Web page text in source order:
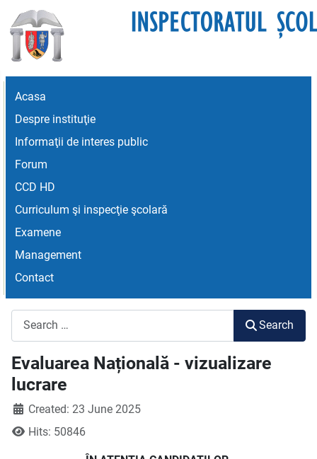
Acasa
Despre instituţie
Informaţii de interes public
Forum
CCD HD
Curriculum şi inspecţie şcolară
Examene
Management
Contact
Search
Evaluarea Națională - vizualizare
lucrare
Created: 23 June 2025
Hits: 50846